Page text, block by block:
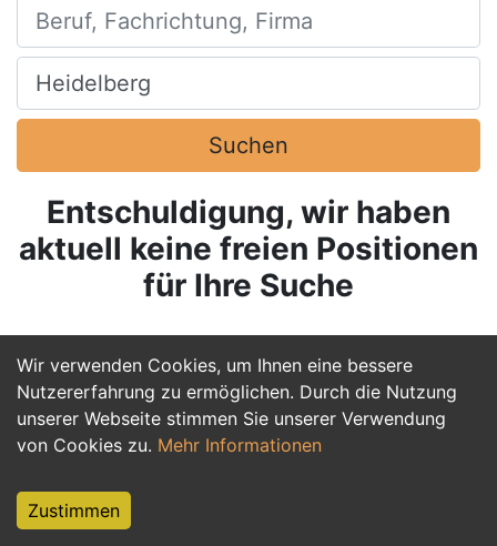
Wir verwenden Cookies, um Ihnen eine bessere
Nutzererfahrung zu ermöglichen. Durch die Nutzung
unserer Webseite stimmen Sie unserer Verwendung
von Cookies zu. Mehr Informationen
Zustimmen
Beruf, Fachrichtung, Firma
Ort, Stadt
Suchen
Entschuldigung, wir haben
aktuell keine freien Positionen
für Ihre Suche